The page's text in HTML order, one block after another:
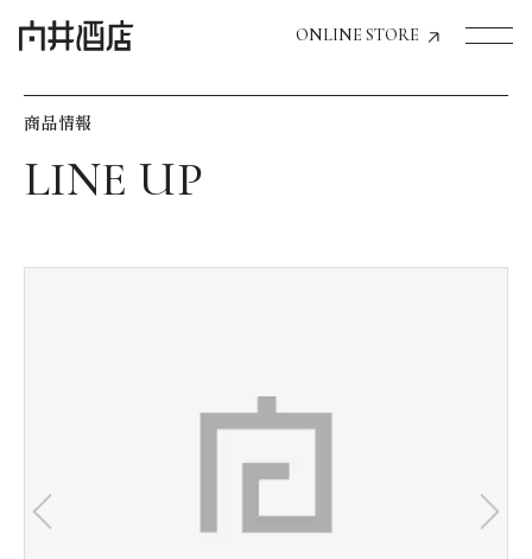
ONLINE STORE
飲食店経営のお客様
お気に入り機能の活用方法
商品情報